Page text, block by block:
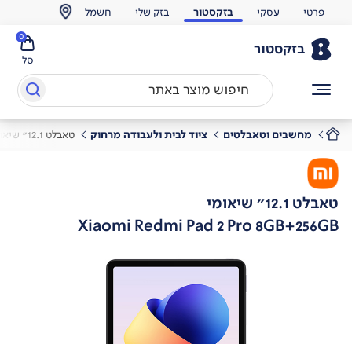
פרטי עסקי בזקסטור בזק שלי חשמל
בזקסטור
סל
0
מחשבים וטאבלטים ציוד לבית ולעבודה מרחוק טאבלט 12.1" שיאומי
טאבלט 12.1" שיאומי
Xiaomi Redmi Pad 2 Pro 8GB+256GB